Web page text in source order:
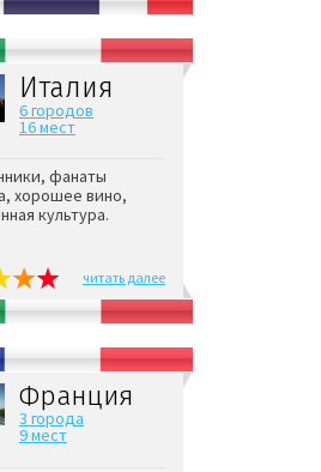
Италия
6 городов
16 мест
фанаты
хорошее вино,
культура.
читать далее
Франция
3 города
9 мест